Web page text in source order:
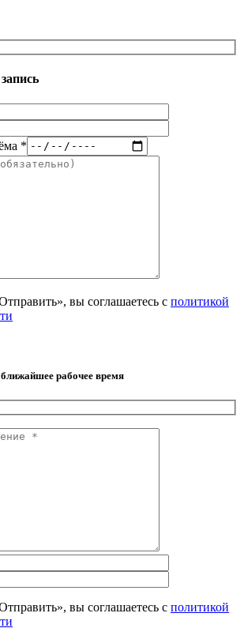
*
вы соглашаетесь с политикой
рабочее время
вы соглашаетесь с политикой